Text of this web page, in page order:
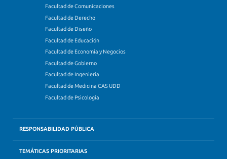
Facultad de Comunicaciones
Facultad de Derecho
Facultad de Diseño
Facultad de Educación
Facultad de Economía y Negocios
Facultad de Gobierno
Facultad de Ingeniería
Facultad de Medicina CAS UDD
Facultad de Psicología
RESPONSABILIDAD PÚBLICA
TEMÁTICAS PRIORITARIAS